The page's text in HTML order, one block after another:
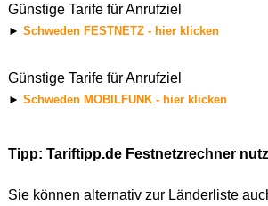
Günstige Tarife für Anrufziel
► Schweden FESTNETZ - hier klicken
Günstige Tarife für Anrufziel
► Schweden MOBILFUNK - hier klicken
Tipp: Tariftipp.de Festnetzrechner
Sie können alternativ zur Länderliste